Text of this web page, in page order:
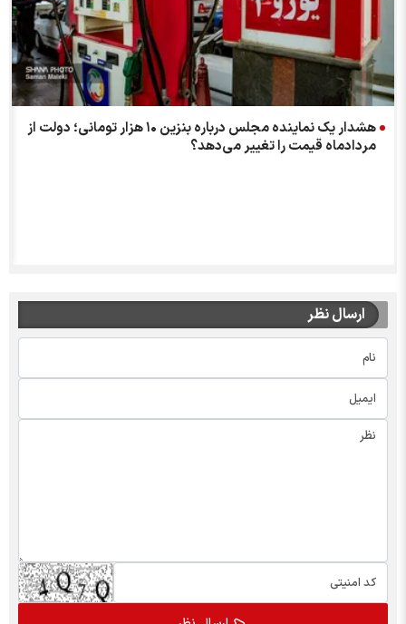
هشدار یک نماینده مجلس درباره بنزین ۱۰ هزار تومانی؛ دولت از
مردادماه قیمت را تغییر می‌دهد؟
ارسال نظر